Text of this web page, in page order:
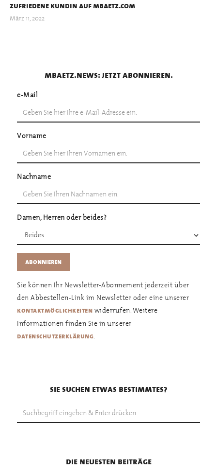
zufriedene kundin auf mbaetz.com
März 11, 2022
mbaetz.news: jetzt abonnieren.
e-Mail
Vorname
Nachname
Damen, Herren oder beides?
Sie können Ihr Newsletter-Abonnement jederzeit über
den Abbestellen-Link im Newsletter oder eine unserer
kontaktmöglichkeiten widerrufen. Weitere
Informationen finden Sie in unserer
datenschutzerklärung.
sie suchen etwas bestimmtes?
die neuesten beiträge